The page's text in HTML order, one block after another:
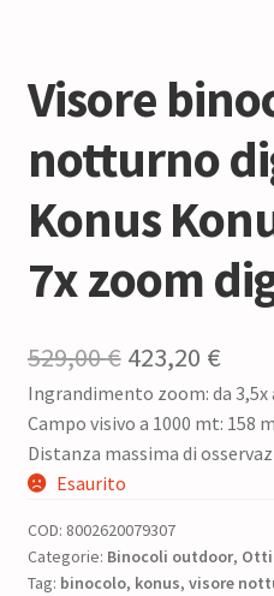
Visore
notturno
Konus
7x zoom
529,00€ Il
prezzo
originale
529,00 €.
423,20 €Il
Ingrandimento zoom: da
Campo visivo a 1000 mt: 158
Distanza massima di
Esaurito
COD: 8002620079307
Categorie: Binocoli outdoor,
Tag: binocolo, konus, visore